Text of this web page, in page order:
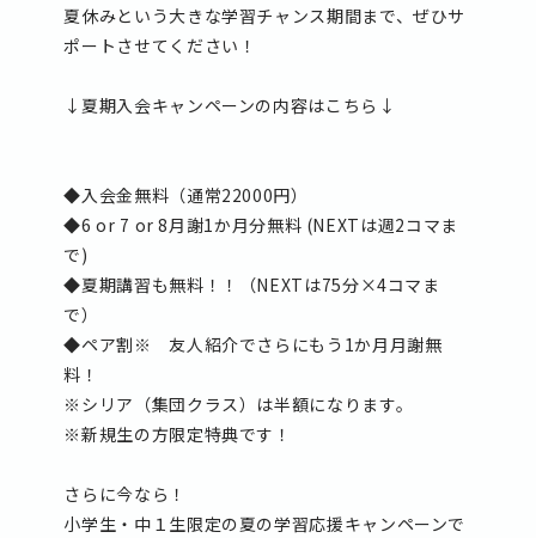
夏休みという大きな学習チャンス期間まで、ぜひサ
ポートさせてください！
↓夏期入会キャンペーンの内容はこちら↓
◆入会金無料（通常22000円）
◆6 or 7 or 8月謝1か月分無料 (NEXTは週2コマま
で)
◆夏期講習も無料！！（NEXTは75分×4コマま
で）
◆ペア割※ 友人紹介でさらにもう1か月月謝無
料！
※シリア（集団クラス）は半額になります。
※新規生の方限定特典です！
さらに今なら！
小学生・中１生限定の夏の学習応援キャンペーンで